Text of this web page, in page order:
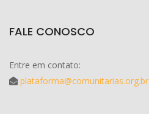
FALE CONOSCO
Entre em contato:
plataforma@comunitarias.org.br